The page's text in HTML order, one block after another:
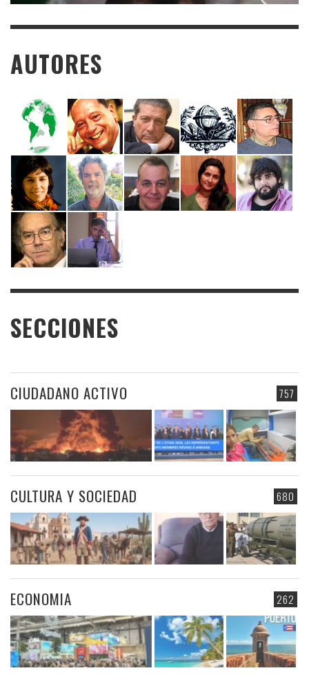
AUTORES
SECCIONES
757
CIUDADANO ACTIVO
680
CULTURA Y SOCIEDAD
262
ECONOMIA